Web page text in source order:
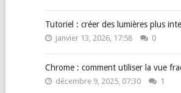
Tutoriel : créer des lumières plus
janvier 13, 2026, 17:58 0
Chrome : comment utiliser la vue
décembre 9, 2025, 07:30 1